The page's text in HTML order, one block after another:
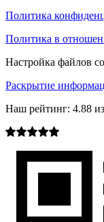
Политика
Политика в
Настройка файлов
Раскрытие
Наш рейтинг: 4.88 из